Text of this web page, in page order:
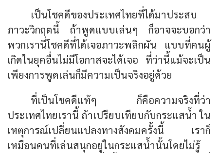
เป็นโชคดีของประเทศไทยที่ได้มาประสบ
ภาวะวิกฤตนี้ ถ้าพูดแบบเล่นๆ ก็อาจจะบอกว่า
พวกเรานี่โชคดีที่ได้เจอภาวะพลิกผัน แบบที่คนผู้
เกิดในยุคอื่นไม่มีโอกาสจะได้เจอ ที่ว่านี้แม้จะเป็น
เพียงการพูดเล่นก็มีความเป็นจริงอยู่ด้วย
ที่เป็นโชคดีแท้ๆ ก็คือความจริงที่ว่า
ประเทศไทยเรานี้ ถ้าเปรียบเทียบกับกระแสน้ำ ใน
เหตุการณ์เปลี่ยนแปลงทางสังคมครั้งนี้ เราก็
เหมือนคนที่เล่นสนุกอยู่ในกระแสน้ำนั้นโดยไม่รู้